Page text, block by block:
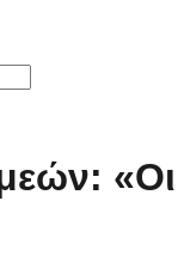
«Οι